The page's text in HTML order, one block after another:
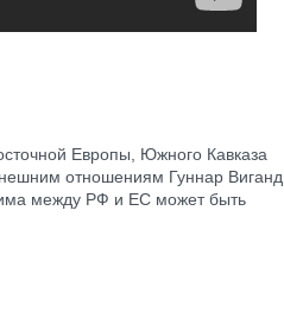
Европы, Южного Кавказа
отношениям Гуннар Виганд
между РФ и ЕС может быть